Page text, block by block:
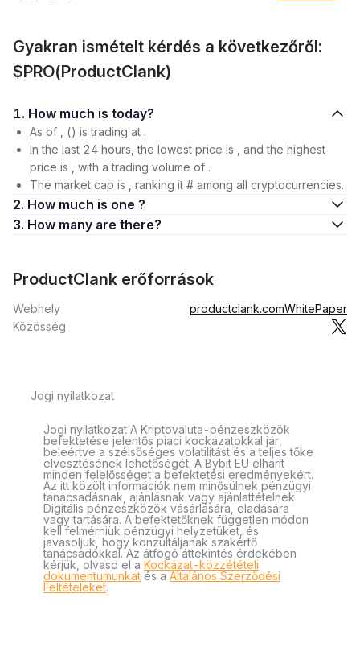
Gyakran ismételt kérdés a következőről:
$PRO(ProductClank)
1. How much is today?
As of , () is trading at .
In the last 24 hours, the lowest price is , and the highest
price is , with a trading volume of .
The market cap is , ranking it # among all cryptocurrencies.
2. How much is one ?
3. How many are there?
ProductClank erőforrások
Webhely productclank.comWhitePaper
Közösség
Jogi nyilatkozat
Jogi nyilatkozat A Kriptovaluta-pénzeszközök
befektetése jelentős piaci kockázatokkal jár,
beleértve a szélsőséges volatilitást és a teljes tőke
elvesztésének lehetőségét. A Bybit EU elhárít
minden felelősséget a befektetési eredményekért.
Az itt közölt információk nem minősülnek pénzügyi
tanácsadásnak, ajánlásnak vagy ajánlattételnek
Digitális pénzeszközök vásárlására, eladására
vagy tartására. A befektetőknek független módon
kell felmérniük pénzügyi helyzetüket, és
javasoljuk, hogy konzultáljanak szakértő
tanácsadókkal. Az átfogó áttekintés érdekében
kérjük, olvasd el a Kockázat-közzétételi
dokumentumunkat és a Általános Szerződési
Feltételeket.